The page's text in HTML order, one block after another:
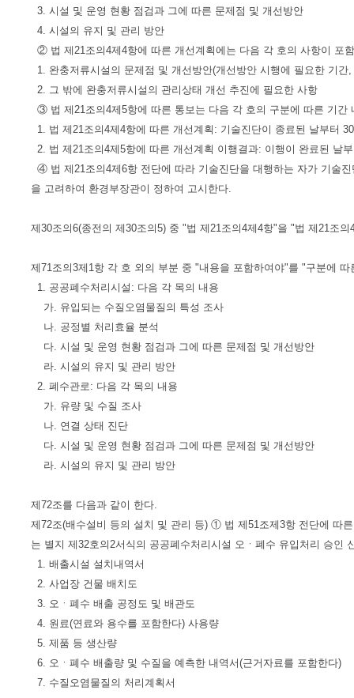
3. 시설 및 운영 현황 점검과 그에 따른 문제점 및 개선방안
4. 시설의 유지 및 관리 방안
② 법 제21조의4제4항에 따른 개선계획에는 다음 각 호의 사항이 포
1. 완충저류시설의 문제점 및 개선방안(개선방안 시행에 필요한 기
2. 그 밖에 완충저류시설의 관리상태 개선 추진에 필요한 사항
③ 법 제21조의4제5항에 따른 통보는 다음 각 호의 구분에 따른 기간
1. 법 제21조의4제4항에 따른 개선계획: 기술진단이 종료된 날부터
2. 법 제21조의4제5항에 따른 개선계획 이행결과: 이행이 완료된 날
④ 법 제21조의4제6항 전단에 따라 기술진단을 대행하는 자가 기술
을 고려하여 환경부장관이 정하여 고시한다.
제30조의6(종전의 제30조의5) 중 "법 제21조의4제4항"을 "법 제21조
제71조의3제1항 각 호 외의 부분 중 "내용을 포함하여야"를 "구분에
1. 공공폐수처리시설: 다음 각 목의 내용
가. 유입되는 수질오염물질의 특성 조사
나. 공정별 처리효율 분석
다. 시설 및 운영 현황 점검과 그에 따른 문제점 및 개선방안
라. 시설의 유지 및 관리 방안
2. 폐수관로: 다음 각 목의 내용
가. 유량 및 수질 조사
나. 연결 상태 진단
다. 시설 및 운영 현황 점검과 그에 따른 문제점 및 개선방안
라. 시설의 유지 및 관리 방안
제72조를 다음과 같이 한다.
제72조(배수설비 등의 설치 및 관리 등) ① 법 제51조제3항 전단에 따
는 별지 제32호의2서식의 공공폐수처리시설 오ㆍ폐수 유입처리 승
1. 배출시설 설치내역서
2. 사업장 건물 배치도
3. 오ㆍ폐수 배출 공정도 및 배관도
4. 원료(연료와 용수를 포함한다) 사용량
5. 제품 등 생산량
6. 오ㆍ폐수 배출량 및 수질을 예측한 내역서(근거자료를 포함한다)
7. 수질오염물질의 처리계획서